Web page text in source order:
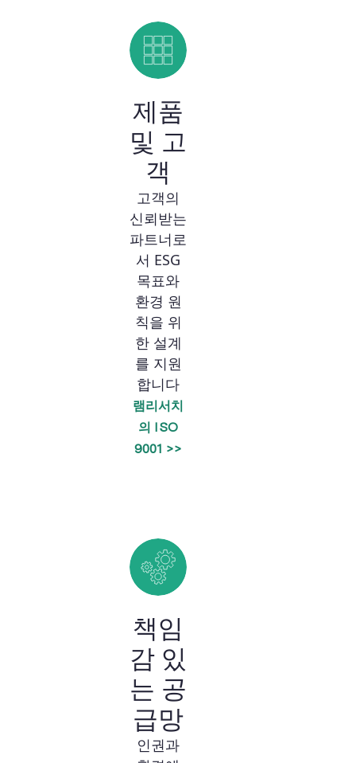
제품
및 고
객
고객의
신뢰받는
파트너로
서 ESG
목표와
환경 원
칙을 위
한 설계
를 지원
합니다
램리서치
의 ISO
9001 >>
책임
감 있
는 공
급망
인권과